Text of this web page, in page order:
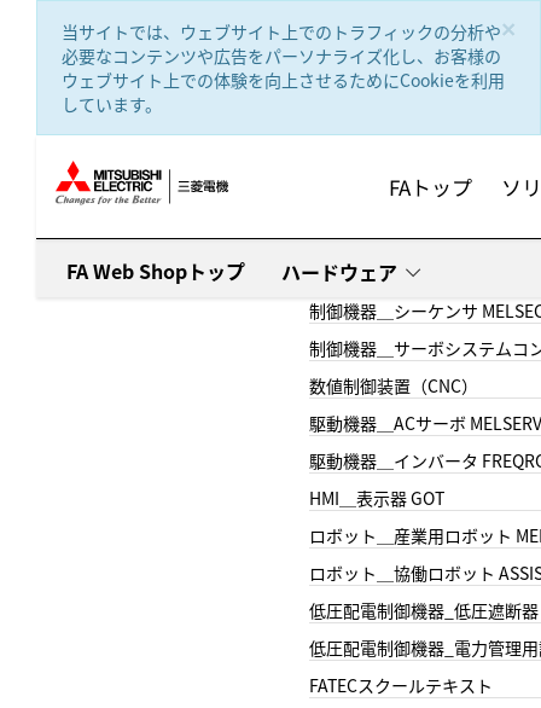
×
当サイトでは、ウェブサイト上でのトラフィックの分析や
必要なコンテンツや広告をパーソナライズ化し、お客様の
ウェブサイト上での体験を向上させるためにCookieを利用
しています。
FAトップ ソ
FA Web Shopトップ ハードウェア
制御機器＿シーケンサ
制御機器＿サーボシステムコ
数値制御装置（CNC）
駆動機器＿ACサーボ
駆動機器＿インバータ
HMI＿表示器 GOT
ロボット＿産業用ロボット
ロボット＿協働ロボット
低圧配電制御機器_低圧遮断器
低圧配電制御機器_電力管理
FATECスクールテキスト